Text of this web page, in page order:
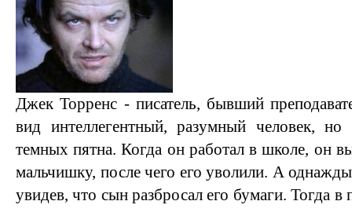
Джек Торренс - писатель, бывший
вид интеллегентный, разумный человек,
темных пятна. Когда он работал в школе, он
мальчишку, после чего его уволили. А
увидев, что сын разбросал его бумаги. Тогда в